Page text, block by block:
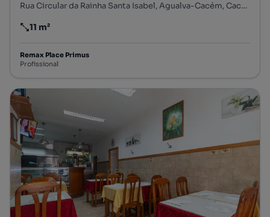
Rua Circular da Rainha Santa Isabel, Agualva-Cacém, Cacém e São Marcos, Sintra, Lisboa
Preço por metro quadrado
11 m²
Remax Place Primus
Profissional